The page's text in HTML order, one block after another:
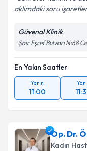
Kişisel
kapsamda
aklimdaki soru
Güvenal Klinik
Şair Eşref Bulvarı N:68
En Yakın Saatler
Yarın
11:00
Op. Dr.
Kadın